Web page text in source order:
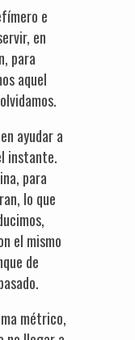
e
en
para
aquel
ayudar a
instante.
para
lo que
el mismo
de
métrico,